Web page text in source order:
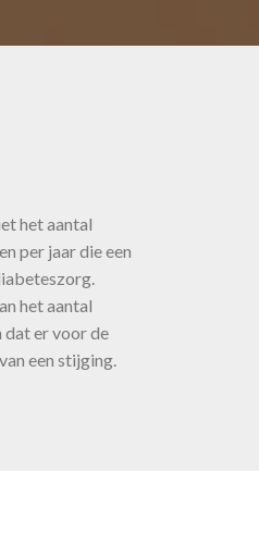
het aantal
per jaar die een
het aantal
er voor de
een stijging.